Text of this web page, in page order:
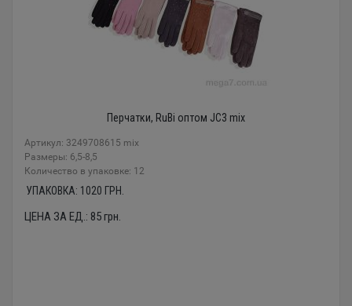
Перчатки, RuBi оптом JC3 mix
Артикул: 3249708615 mix
Размеры: 6,5-8,5
Количество в упаковке: 12
УПАКОВКА: 1020 ГРН.
ЦЕНА ЗА ЕД.: 85грн.